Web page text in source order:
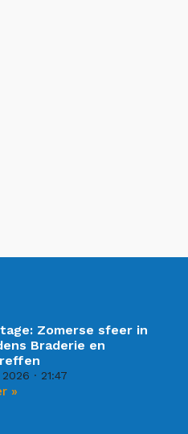
Zomerse sfeer in
Braderie en
21:47
»